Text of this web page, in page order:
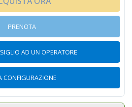
PRENOTA
AD UN OPERATORE
CONFIGURAZIONE